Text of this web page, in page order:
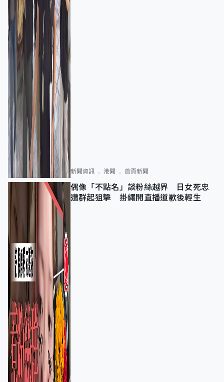
新聞資訊 港聞 首頁新聞
偶像「不點名」談粉絲越界 日女死忠
遭群起狙擊 掛繩開直播道歉後輕生